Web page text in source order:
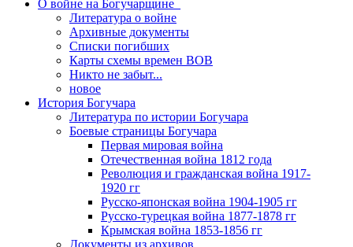
О войне на Богучарщине_
Литература о войне
Архивные документы
Списки погибших
Карты схемы времен ВОВ
Никто не забыт...
новое
История Богучара
Литература по истории Богучара
Боевые страницы Богучара
Первая мировая война
Отечественная война 1812 года
Революция и гражданская война 1917-
1920 гг
Русско-японская война 1904-1905 гг
Русско-турецкая война 1877-1878 гг
Крымская война 1853-1856 гг